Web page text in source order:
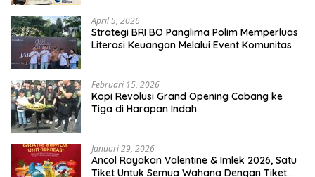
April 5, 2026
​Strategi BRI BO Panglima Polim Memperluas
Literasi Keuangan Melalui Event Komunitas
Februari 15, 2026
Kopi Revolusi Grand Opening Cabang ke
Tiga di Harapan Indah
Januari 29, 2026
Ancol Rayakan Valentine & Imlek 2026, Satu
Tiket Untuk Semua Wahana Dengan Tiket